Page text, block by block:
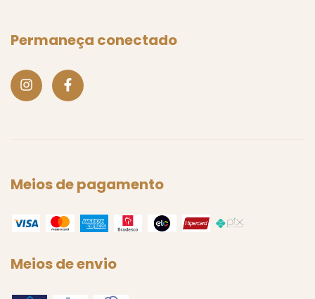
Permaneça conectado
Meios de pagamento
Meios de envio